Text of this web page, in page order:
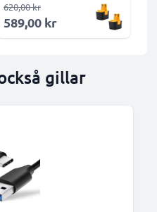
589,00 kr
620,00 kr
gillar